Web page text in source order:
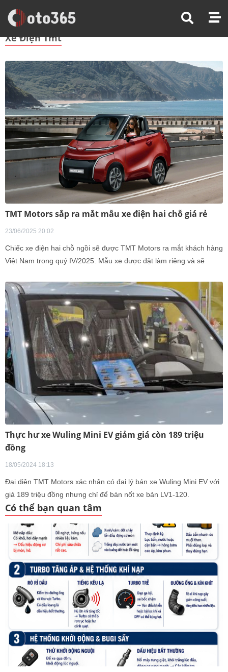
Trang Chủ Xe Điện Tmt
Xe Điện Tmt
TMT Motors sắp ra mắt mẫu xe điện hai chỗ giá rẻ
23/06/2025 20:02
Chiếc xe điện hai chỗ ngồi sẽ được TMT Motors ra mắt khách hàng
Việt Nam trong quý IV/2025. Mẫu xe được đặt làm riêng và sẽ
Thực hư xe Wuling Mini EV giảm giá còn 189 triệu
đồng
18/05/2024 18:13
Đại diện TMT Motors xác nhận có đại lý bán xe Wuling Mini EV với
giá 189 triệu đồng nhưng chỉ để bán nốt xe bản LV1-120.
Có thể bạn quan tâm